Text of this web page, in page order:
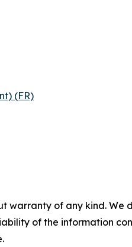
(FR)
warranty of any kind.
of the information